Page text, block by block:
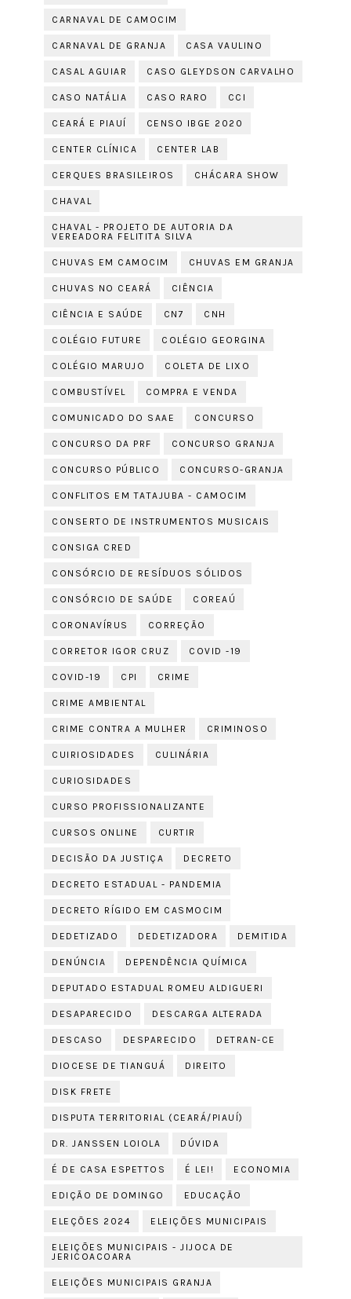
CARNAVAL DE CAMOCIM
CARNAVAL DE GRANJA CASA VAULINO
CASAL AGUIAR CASO GLEYDSON CARVALHO
CASO NATÁLIA CASO RARO CCI
CEARÁ E PIAUÍ CENSO IBGE 2020
CENTER CLÍNICA CENTER LAB
CERQUES BRASILEIROS CHÁCARA SHOW
CHAVAL
CHAVAL - PROJETO DE AUTORIA DA
VEREADORA FELITITA SILVA
CHUVAS EM CAMOCIM CHUVAS EM GRANJA
CHUVAS NO CEARÁ CIÊNCIA
CIÊNCIA E SAÚDE CN7 CNH
COLÉGIO FUTURE COLÉGIO GEORGINA
COLÉGIO MARUJO COLETA DE LIXO
COMBUSTÍVEL COMPRA E VENDA
COMUNICADO DO SAAE CONCURSO
CONCURSO DA PRF CONCURSO GRANJA
CONCURSO PÚBLICO CONCURSO-GRANJA
CONFLITOS EM TATAJUBA - CAMOCIM
CONSERTO DE INSTRUMENTOS MUSICAIS
CONSIGA CRED
CONSÓRCIO DE RESÍDUOS SÓLIDOS
CONSÓRCIO DE SAÚDE COREAÚ
CORONAVÍRUS CORREÇÃO
CORRETOR IGOR CRUZ COVID -19
COVID-19 CPI CRIME
CRIME AMBIENTAL
CRIME CONTRA A MULHER CRIMINOSO
CUIRIOSIDADES CULINÁRIA
CURIOSIDADES
CURSO PROFISSIONALIZANTE
CURSOS ONLINE CURTIR
DECISÃO DA JUSTIÇA DECRETO
DECRETO ESTADUAL - PANDEMIA
DECRETO RÍGIDO EM CASMOCIM
DEDETIZADO DEDETIZADORA DEMITIDA
DENÚNCIA DEPENDÊNCIA QUÍMICA
DEPUTADO ESTADUAL ROMEU ALDIGUERI
DESAPARECIDO DESCARGA ALTERADA
DESCASO DESPARECIDO DETRAN-CE
DIOCESE DE TIANGUÁ DIREITO
DISK FRETE
DISPUTA TERRITORIAL (CEARÁ/PIAUÍ)
DR. JANSSEN LOIOLA DÚVIDA
É DE CASA ESPETTOS É LEI! ECONOMIA
EDIÇÃO DE DOMINGO EDUCAÇÃO
ELEÇÕES 2024 ELEIÇÕES MUNICIPAIS
ELEIÇÕES MUNICIPAIS - JIJOCA DE
JERICOACOARA
ELEIÇÕES MUNICIPAIS GRANJA